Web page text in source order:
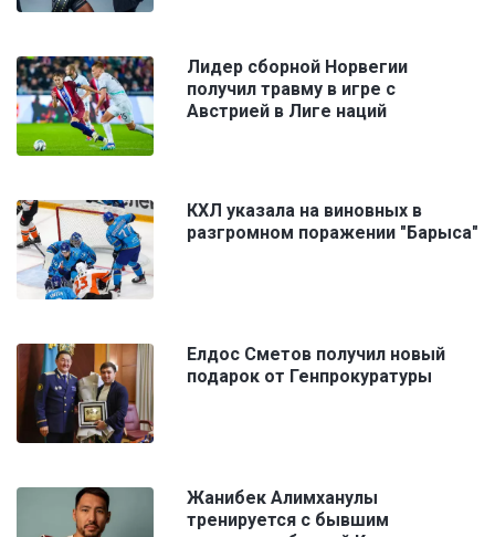
Лидер сборной Норвегии
получил травму в игре с
Австрией в Лиге наций
КХЛ указала на виновных в
разгромном поражении "Барыса"
Елдос Сметов получил новый
подарок от Генпрокуратуры
Жанибек Алимханулы
тренируется с бывшим